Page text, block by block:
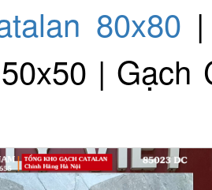
80x80
| Gạch